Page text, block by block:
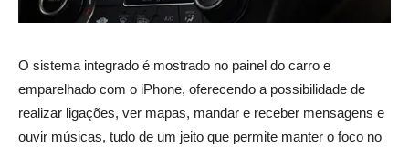
O sistema integrado é mostrado no painel do carro e
emparelhado com o iPhone, oferecendo a possibilidade de
realizar ligações, ver mapas, mandar e receber mensagens e
ouvir músicas, tudo de um jeito que permite manter o foco no